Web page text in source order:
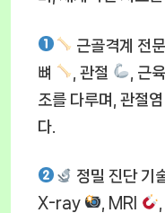
근골격계 전
뼈
, 관절 , 근육
조를 다루며, 관절염
다.
정밀 진단 기
X-ray
, MRI